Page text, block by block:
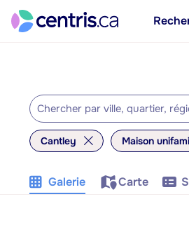
Cantley Maison
Galerie Carte